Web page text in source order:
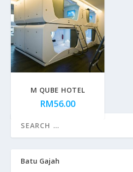
M QUBE HOTEL
RM56.00
Batu Gajah